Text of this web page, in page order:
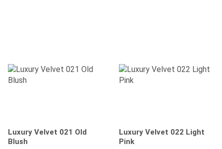
Luxury Velvet 021 Old
Blush
Luxury Velvet 022 Light
Pink